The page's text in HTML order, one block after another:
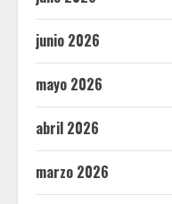
junio 2026
mayo 2026
abril 2026
marzo 2026